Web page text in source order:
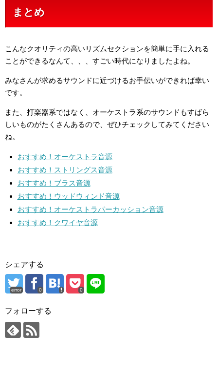
まとめ
こんなクオリティの高いリズムセクションを簡単に手に入れる
ことができるなんて、、、すごい時代になりましたよね。
みなさんが求めるサウンドに近づけるお手伝いができれば幸い
です。
また、打楽器系ではなく、オーケストラ系のサウンドもすばら
しいものがたくさんあるので、ぜひチェックしてみてください
ね。
おすすめ！オーケストラ音源
おすすめ！ストリングス音源
おすすめ！ブラス音源
おすすめ！ウッドウィンド音源
おすすめ！オーケストラパーカッション音源
おすすめ！クワイヤ音源
シェアする
error 0 0
フォローする